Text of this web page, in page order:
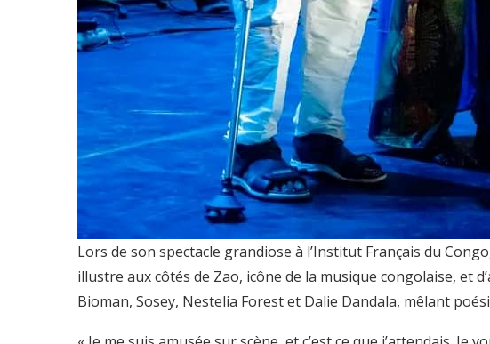
Lors de son spectacle grandiose à l’Institut Français du
illustre aux côtés de Zao, icône de la musique congolaise, et
Bioman, Sosey, Nestelia Forest et Dalie Dandala, mêlant